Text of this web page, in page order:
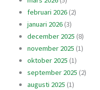
februari 2026(2)
januari 2026(3)
december 2025 (8)
november 2025 (1)
oktober 2025 (1)
september 2025 (2)
augusti 2025 (1)